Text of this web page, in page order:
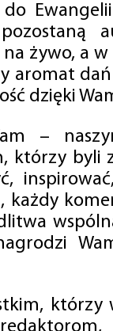
do
żywo, a
aromat
dzięki
–
którzy byli
każdy
którzy